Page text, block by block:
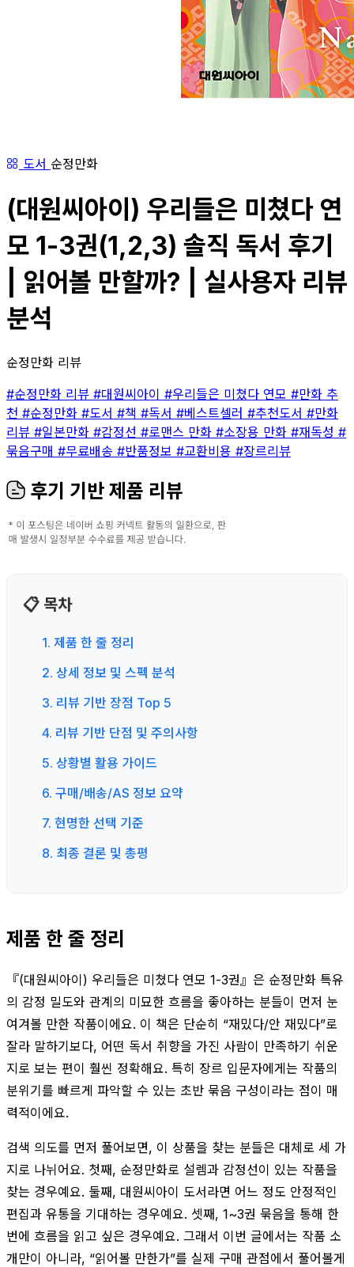
도서 순정만화
(대원씨아이) 우리들은 미쳤다 연
모 1-3권(1,2,3) 솔직 독서 후기
| 읽어볼 만할까? | 실사용자 리뷰
분석
순정만화 리뷰
#순정만화 리뷰 #대원씨아이 #우리들은 미쳤다 연모 #만화 추
천 #순정만화 #도서 #책 #독서 #베스트셀러 #추천도서 #만화
리뷰 #일본만화 #감정선 #로맨스 만화 #소장용 만화 #재독성 #
묶음구매 #무료배송 #반품정보 #교환비용 #장르리뷰
후기 기반 제품 리뷰
📋 목차
1. 제품 한 줄 정리
2. 상세 정보 및 스펙 분석
3. 리뷰 기반 장점 Top 5
4. 리뷰 기반 단점 및 주의사항
5. 상황별 활용 가이드
6. 구매/배송/AS 정보 요약
7. 현명한 선택 기준
8. 최종 결론 및 총평
제품 한 줄 정리
『(대원씨아이) 우리들은 미쳤다 연모 1-3권』은 순정만화 특유
의 감정 밀도와 관계의 미묘한 흐름을 좋아하는 분들이 먼저 눈
여겨볼 만한 작품이에요. 이 책은 단순히 “재밌다/안 재밌다”로
잘라 말하기보다, 어떤 독서 취향을 가진 사람이 만족하기 쉬운
지로 보는 편이 훨씬 정확해요. 특히 장르 입문자에게는 작품의
분위기를 빠르게 파악할 수 있는 초반 묶음 구성이라는 점이 매
력적이에요.
검색 의도를 먼저 풀어보면, 이 상품을 찾는 분들은 대체로 세 가
지로 나뉘어요. 첫째, 순정만화로 설렘과 감정선이 있는 작품을
찾는 경우예요. 둘째, 대원씨아이 도서라면 어느 정도 안정적인
편집과 유통을 기대하는 경우예요. 셋째, 1~3권 묶음을 통해 한
번에 흐름을 읽고 싶은 경우예요. 그래서 이번 글에서는 작품 소
개만이 아니라, “읽어볼 만한가”를 실제 구매 관점에서 풀어볼게